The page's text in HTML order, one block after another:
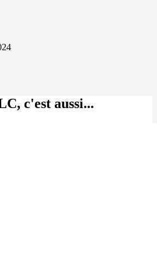
c'est aussi...